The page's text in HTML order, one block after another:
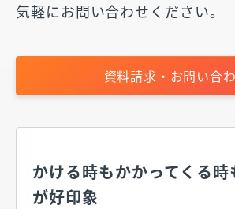
気軽にお問い合わせください。
資料請求・お問い合
かける時もかかってくる
が好印象